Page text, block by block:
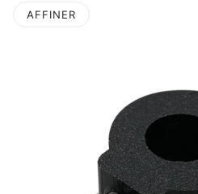
AFFINER